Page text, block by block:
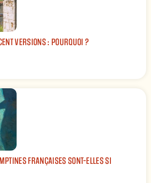
VERSIONS : POURQUOI ?
FRANÇAISES SONT-ELLES SI